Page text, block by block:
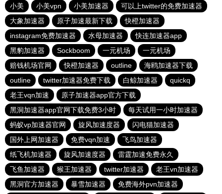
小美
小美vpn 小美加速器
可以上twitter的免费加速器
大象加速器
原子加速最新下载
快橙加速器
instagram免费加速器
水母加速器
快连加速器app
黑豹加速器
Sockboom 一元机场
一元机场
赔钱机场官网
快橙加速器 outline
海鸥加速器下载
outline
twitter加速器免费下载 白鲸加速器
quickq
老王vqn加速
原子加速器app官方下载
黑洞加速器app官网下载免费3小时
每天试用一小时加速器
蚂蚁vp加速器官网
旋风加速度器
闪电猫加速器
国外上网加速器
免费vqn加速
飞鸟加速器
纸飞机加速器
旋风加速度器
雷霆加速免费永久
飞鱼加速器
猴王加速器 twitter加速器
老王vn加速器
黑洞官方加速器
暴雪加速器 免费海外pvn加速器